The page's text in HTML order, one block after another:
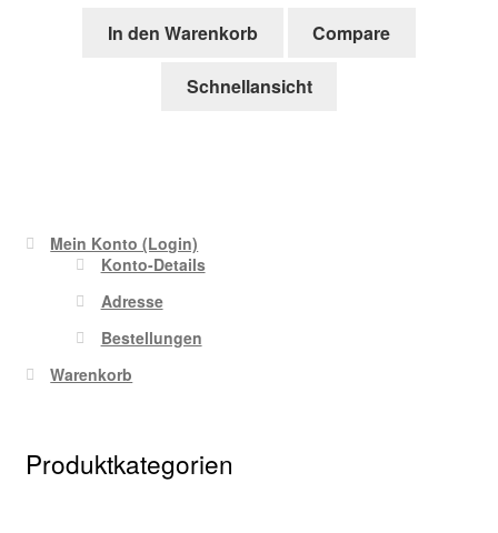
In den Warenkorb Compare
Schnellansicht
Mein Konto (Login)
Konto-Details
Adresse
Bestellungen
Warenkorb
Produktkategorien